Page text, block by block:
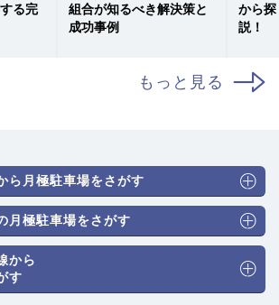
る完
組合が知るべき解決策と
成功事例
から
説！
もっと見る
ら月極駐車場をさがす
月極駐車場をさがす
から
す